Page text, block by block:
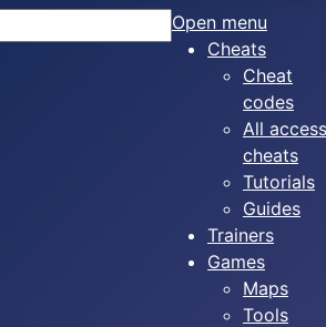
Open menu
Cheats
Cheat
codes
All access
cheats
Tutorials
Guides
Trainers
Games
Maps
Tools